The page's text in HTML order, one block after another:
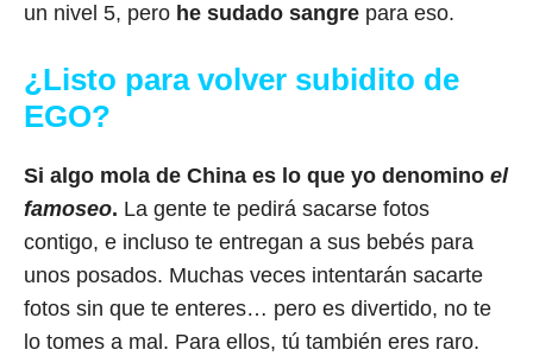
un nivel 5, pero he sudado sangre para eso.
¿Listo para volver subidito de
EGO?
Si algo mola de China es lo que yo denomino el
famoseo. La gente te pedirá sacarse fotos
contigo, e incluso te entregan a sus bebés para
unos posados. Muchas veces intentarán sacarte
fotos sin que te enteres… pero es divertido, no te
lo tomes a mal. Para ellos, tú también eres raro.